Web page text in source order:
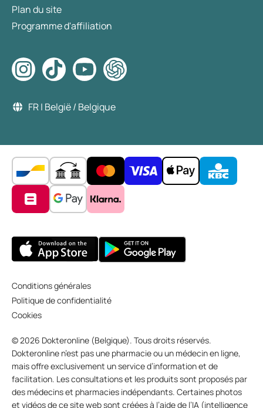
peau sensible à la lumière du soleil, alors que
cela n’avait jamais posé problème auparavant.
Allergie médicamenteuse
médicaments, comme les antibiotiques et
réaction allergique. La pénicilline en est un
exemple bien connu.
Plan du site
Programme d'affiliation
FR | België / Belgique
Conditions générales
Politique de confidentialité
Cookies
© 2026 Dokteronline (Belgique). Tous droits réservés.
Dokteronline n’est pas une pharmacie ou un médecin en ligne,
mais offre exclusivement un service d’information et de
facilitation. Les consultations et les produits sont proposés par
des médecins et pharmacies indépendants. Certaines photos
et vidéos de ce site web sont créées à l’aide de l’IA (intelligence